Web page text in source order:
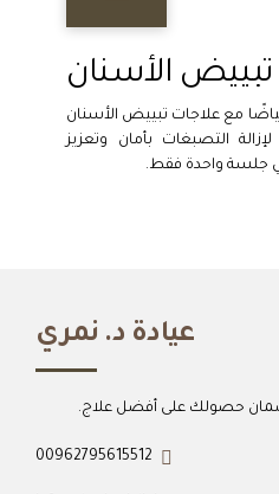
تبييض الأسنان
مع علاجات تبييض الأسنان
التصبغات بأمان وتعزيز
جلسة واحدة فقط.
عيادة د. نمري
حصولك على أفضل علاج.
00962795615512